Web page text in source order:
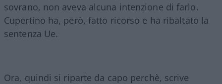
sovrano, non aveva alcuna intenzione di farlo.
Cupertino ha, però, fatto ricorso e ha ribaltato la
sentenza Ue.
Ora, quindi si riparte da capo perchè, scrive